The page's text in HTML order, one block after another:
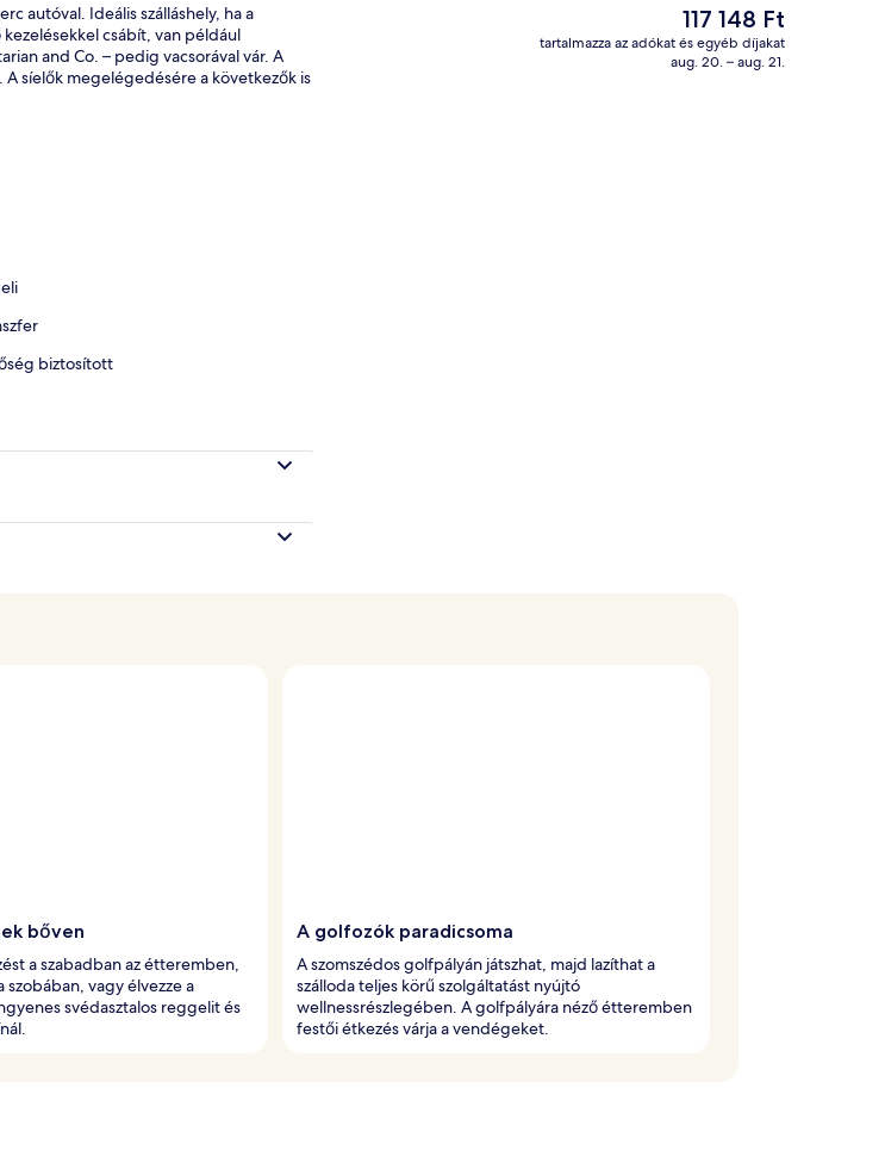
Szauna, pezsgőfürdő, törökfürdő/hammam és testkezelés
autóval. Ideális szálláshely, ha a
csábít, van például
and Co. – pedig vacsorával vár. A
síelők megelégedésére a következők is
biztosított
A
jelenlegi
ár
117 148 Ft
tartalmazza az adókat és egyéb díjakat
aug. 20. – aug. 21.
bőven
a szabadban az étteremben,
vagy élvezze a
svédasztalos reggelit és
A golfozók paradicsoma
A szomszédos golfpályán játszhat, majd lazíthat a
szálloda teljes körű szolgáltatást nyújtó
wellnessrészlegében. A golfpályára néző étteremben
festői étkezés várja a vendégeket.